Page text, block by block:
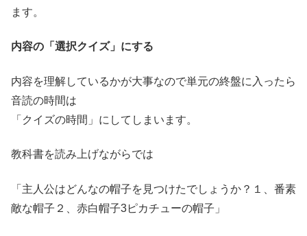
ます。
内容の「選択クイズ」にする
内容を理解しているかが大事なので単元の終盤に入ったら
音読の時間は
「クイズの時間」にしてしまいます。
教科書を読み上げながらでは
「主人公はどんなの帽子を見つけたでしょうか？１、番素
敵な帽子２、赤白帽子3ピカチューの帽子」